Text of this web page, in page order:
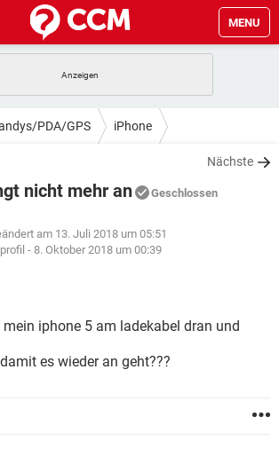
MENU
IOS
TIKTOK
STREAMING
TIKTOK
STREAMING
INSTAGRAM
STREAMING
TIKTOK
HARDWARE
TIKTOK
PDA/GPS iPhone
Nächste
nicht mehr an Geschlossen
am 13. Juli 2018 um 05:51
- 8. Oktober 2018 um 00:39
iphone 5 am ladekabel dran und
es wieder an geht???